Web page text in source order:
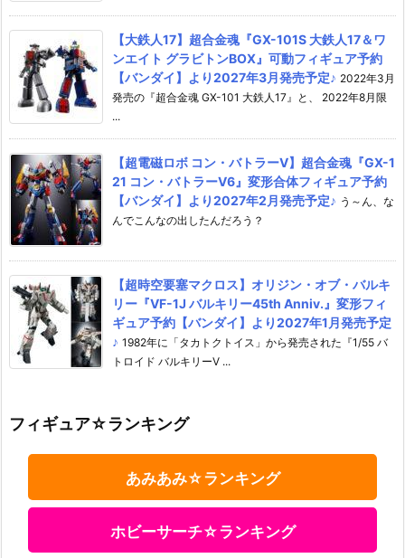
【大鉄人17】超合金魂『GX-101S 大鉄人17＆ワ
ンエイト グラビトンBOX』可動フィギュア予約
【バンダイ】より2027年3月発売予定♪ 2022年3月
発売の『超合金魂 GX-101 大鉄人17』と、 2022年8月限
...
【超電磁ロボ コン・バトラーV】超合金魂『GX-1
21 コン・バトラーV6』変形合体フィギュア予約
【バンダイ】より2027年2月発売予定♪ う～ん、な
んでこんなの出したんだろう？
【超時空要塞マクロス】オリジン・オブ・バルキ
リー『VF-1J バルキリー45th Anniv.』変形フィ
ギュア予約【バンダイ】より2027年1月発売予定
♪ 1982年に「タカトクトイス」から発売された『1/55 バ
トロイド バルキリーV ...
フィギュア☆ランキング
あみあみ☆ランキング
ホビーサーチ☆ランキング